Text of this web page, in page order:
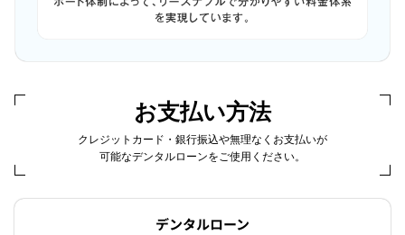
お支払い方法
クレジットカード・銀行振込や無理なくお支払いが
可能なデンタルローンをご使用ください。
デンタルローン